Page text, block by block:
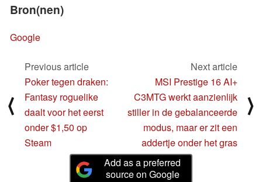
Bron(nen)
Google
⟨
Previous article
Poker tegen draken:
Fantasy roguelike
daalt voor het eerst
onder $1,50 op
Steam
Next article
MSI Prestige 16 AI+
C3MTG werkt aanzienlijk
stiller in de gebalanceerde
modus, maar er zit een
addertje onder het gras
⟩
Add as a preferred
source on Google